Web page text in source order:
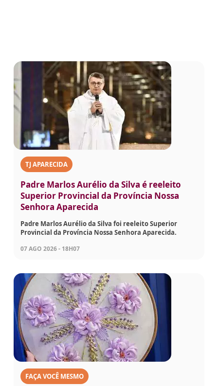
TJ APARECIDA
Padre Marlos Aurélio da Silva é reeleito
Superior Provincial da Província Nossa
Senhora Aparecida
Padre Marlos Aurélio da Silva foi reeleito Superior
Provincial da Província Nossa Senhora Aparecida.
07 AGO 2026 - 18H07
FAÇA VOCÊ MESMO